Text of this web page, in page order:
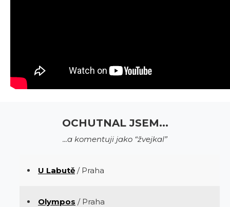
OCHUTNAL JSEM...
...a komentuji jako “žvejkal”
U Labutě / Praha
Olympos / Praha